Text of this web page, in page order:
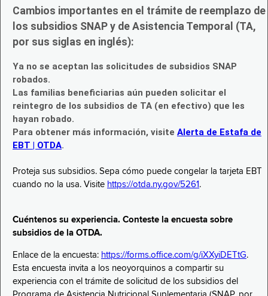
Cambios importantes en el trámite de reemplazo de
los subsidios SNAP y de Asistencia Temporal (TA,
por sus siglas en inglés):
Ya no se aceptan las solicitudes de subsidios SNAP
robados.
Las familias beneficiarias aún pueden solicitar el
reintegro de los subsidios de TA (en efectivo) que les
hayan robado.
Para obtener más información, visite Alerta de Estafa de
EBT | OTDA.
Proteja sus subsidios. Sepa cómo puede congelar la tarjeta EBT
cuando no la usa. Visite https://otda.ny.gov/5261 .
Cuéntenos su experiencia. Conteste la encuesta sobre
subsidios de la OTDA.
Enlace de la encuesta: https://forms.office.com/g/iXXyiDETtG.
Esta encuesta invita a los neoyorquinos a compartir su
experiencia con el trámite de solicitud de los subsidios del